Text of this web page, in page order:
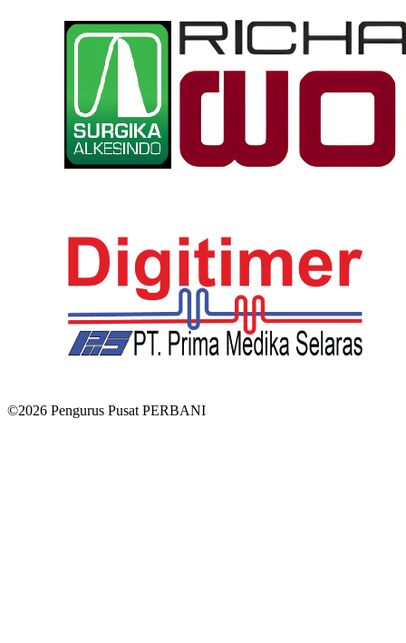
©2026 Pengurus Pusat PERBANI